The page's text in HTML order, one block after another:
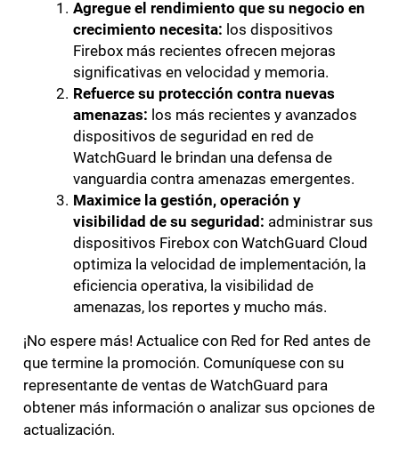
Agregue el rendimiento que su negocio en
crecimiento necesita: los dispositivos
Firebox más recientes ofrecen mejoras
significativas en velocidad y memoria.
Refuerce su protección contra nuevas
amenazas: los más recientes y avanzados
dispositivos de seguridad en red de
WatchGuard le brindan una defensa de
vanguardia contra amenazas emergentes.
Maximice la gestión, operación y
visibilidad de su seguridad: administrar sus
dispositivos Firebox con WatchGuard Cloud
optimiza la velocidad de implementación, la
eficiencia operativa, la visibilidad de
amenazas, los reportes y mucho más.
¡No espere más! Actualice con Red for Red antes de
que termine la promoción. Comuníquese con su
representante de ventas de WatchGuard para
obtener más información o analizar sus opciones de
actualización.